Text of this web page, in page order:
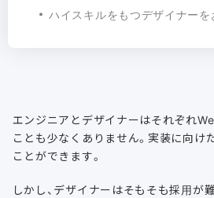
ハイスキルをもつデザイナー
エンジニアとデザイナーはそれぞれ
ことも少なくありません。実装に向
ことができます。
しかし、デザイナーはそもそも採用